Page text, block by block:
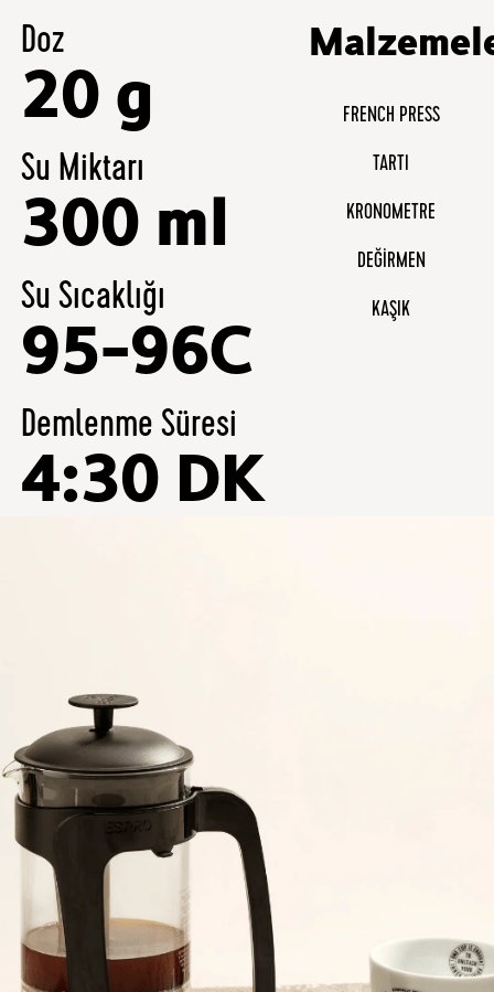
Doz
20 g
Su Miktarı
300 ml
Su Sıcaklığı
95-96C
Demlenme Süresi
4:30 DK
FRENCH PRESS
TARTI
KRONOMETRE
DEĞIRMEN
KAŞIK